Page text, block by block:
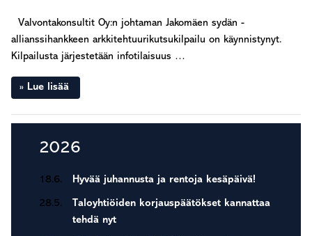
Valvontakonsultit Oy:n johtaman Jakomäen sydän -
allianssihankkeen arkkitehtuurikutsukilpailu on käynnistynyt.
Kilpailusta järjestetään infotilaisuus …
Lue lisää
Ensisijainen
sivupalkki
2026
18.6. Hyvää juhannusta ja rentoja kesäpäivä!
28.5.
Taloyhtiöiden korjauspäätökset kannattaa
tehdä nyt